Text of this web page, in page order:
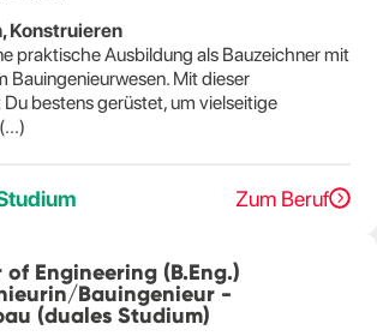
Konstruieren
praktische Ausbildung als Bauzeichner mit
Bauingenieurwesen. Mit dieser
bestens gerüstet, um vielseitige
Zum Beruf
of Engineering (B.Eng.)
Bauingenieur -
(duales Studium)